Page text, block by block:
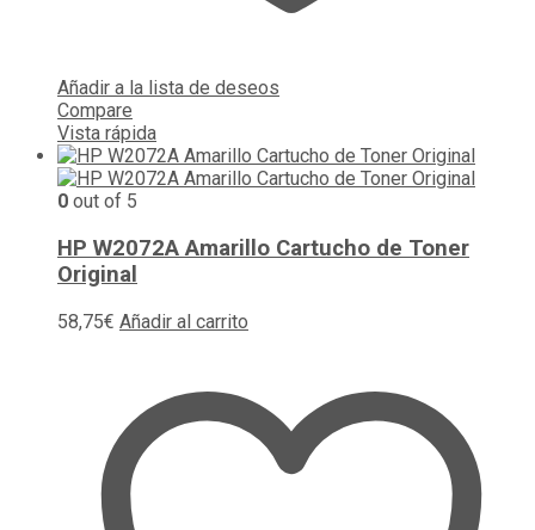
Añadir a la lista de deseos
Compare
Vista rápida
0 out of 5
HP W2072A Amarillo Cartucho de Toner
Original
58,75€ Añadir al carrito